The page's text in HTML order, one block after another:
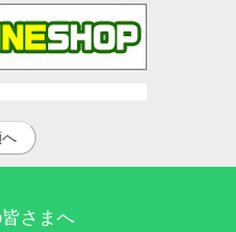
さまへ